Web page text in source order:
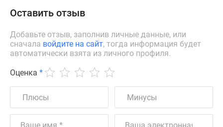
Оставить отзыв
Добавьте отзыв, заполнив личные данные, или
сначала войдите на сайт, тогда информация будет
автоматически взята из личного профиля.
Оценка *